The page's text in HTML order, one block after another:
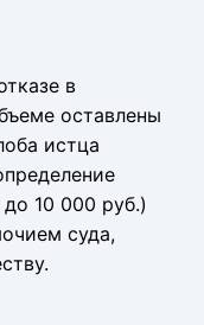
в
оставлены
истца
10 000 руб.)
суда,